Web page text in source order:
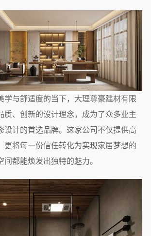
学与舒适度的当下，大理尊豪建材有限
质、创新的设计理念，成为了众多业主
设计的首选品牌。这家公司不仅提供高
更将每一份信任转化为实现家居梦想的
间都能焕发出独特的魅力。